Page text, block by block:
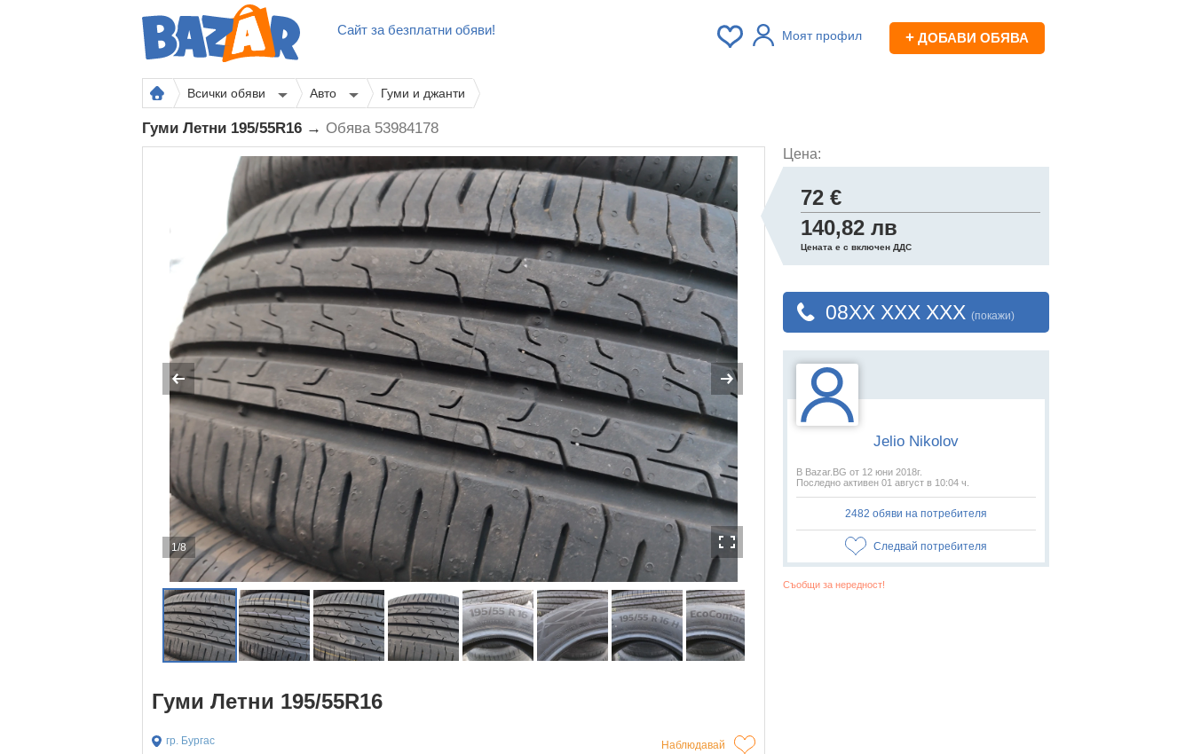
Сайт за безплатни обяви! Моят профил + ДОБАВИ ОБЯВА
Всички обяви Авто Гуми и джанти
Гуми Летни 195/55R16 → Обява 53984178
1/8
Гуми Летни 195/55R16
гр. Бургас Наблюдавай
Цена:
72 €
140,82 лв
Цената е с включен ДДС
08XX XXX XXX (покажи)
Jelio Nikolov
В Bazar.BG от 12 юни 2018г.
Последно активен 01 август в 10:04 ч.
2482 обяви на потребителя
Следвай потребителя
Съобщи за нередност!